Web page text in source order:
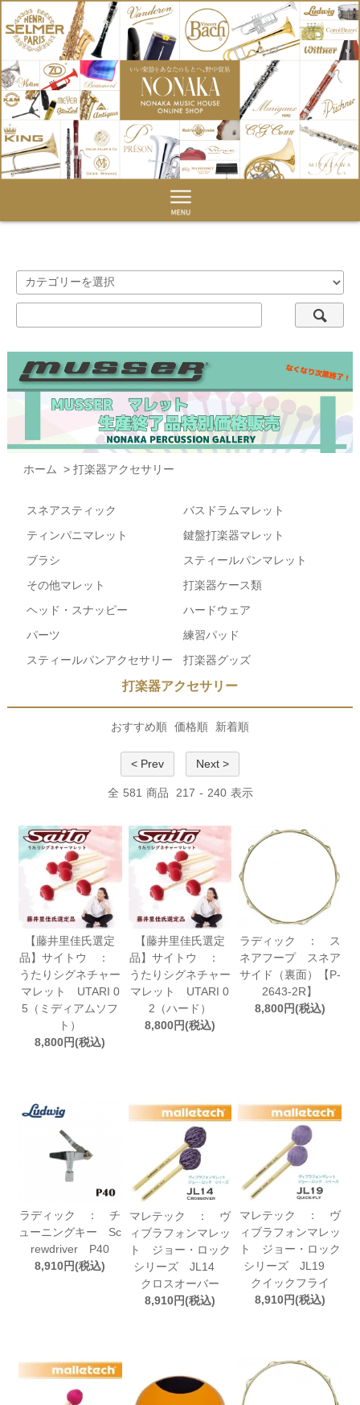
ホーム > 打楽器アクセサリー
スネアスティック
バスドラムマレット
ティンパニマレット
鍵盤打楽器マレット
ブラシ
スティールパンマレット
その他マレット
打楽器ケース類
ヘッド・スナッピー
ハードウェア
パーツ
練習パッド
スティールパンアクセサリー
打楽器グッズ
打楽器アクセサリー
おすすめ順 価格順 新着順
< Prev Next >
全 581 商品 217 - 240 表示
【藤井里佳氏選定
品】サイトウ ：
うたりシグネチャー
マレット UTARI 0
5（ミディアムソフ
ト）
8,800円(税込)
【藤井里佳氏選定
品】サイトウ ：
うたりシグネチャー
マレット UTARI 0
2（ハード）
8,800円(税込)
ラディック ： ス
ネアフープ スネア
サイド（裏面）【P-
2643-2R】
8,800円(税込)
ラディック ： チ
ューニングキー Sc
rewdriver P40
8,910円(税込)
マレテック ： ヴ
ィブラフォンマレッ
ト ジョー・ロック
シリーズ JL14
クロスオーバー
8,910円(税込)
マレテック ： ヴ
ィブラフォンマレッ
ト ジョー・ロック
シリーズ JL19
クイックフライ
8,910円(税込)